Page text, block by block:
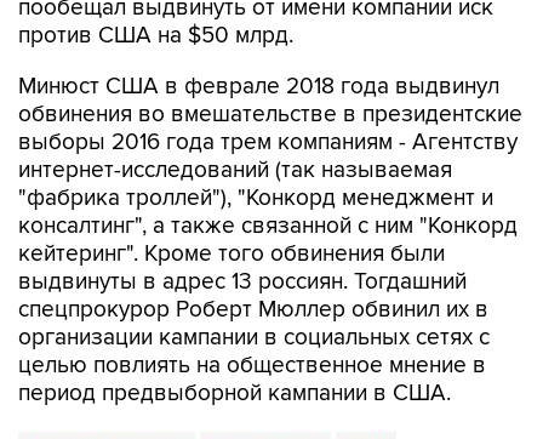
Минюст США в феврале 2018 года выдвинул
выборы 2016 года трем компаниям - Агентству
интернет-исследований (так называемая
"фабрика троллей"), "Конкорд менеджмент и
консалтинг", а также связанной с ним "Конкорд
кейтеринг". Кроме того обвинения были
выдвинуты в адрес 13 россиян. Тогдашний
спецпрокурор Роберт Мюллер обвинил их в
организации кампании в социальных сетях с
целью повлиять на общественное мнение в
период предвыборной кампании в США.
Евгений Пригожин Барак Обама США